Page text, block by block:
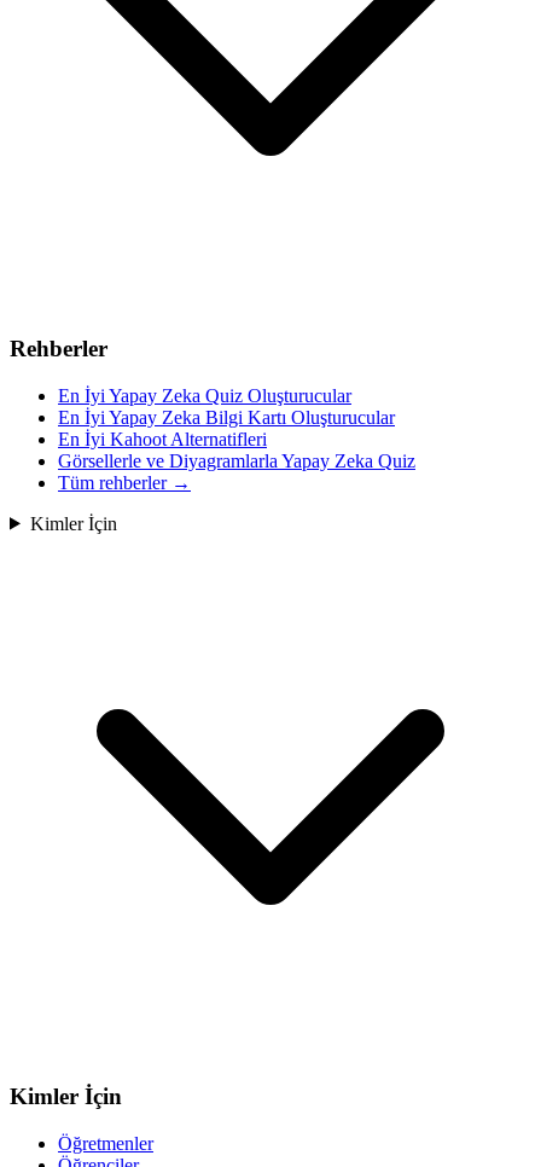
Rehberler
En İyi Yapay Zeka Quiz Oluşturucular
En İyi Yapay Zeka Bilgi Kartı Oluşturucular
En İyi Kahoot Alternatifleri
Görsellerle ve Diyagramlarla Yapay Zeka Quiz
Tüm rehberler→
Kimler İçin
Kimler İçin
Öğretmenler